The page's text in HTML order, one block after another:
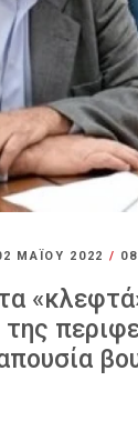
ΜΑΪ́ΟΥ 2022 /
της